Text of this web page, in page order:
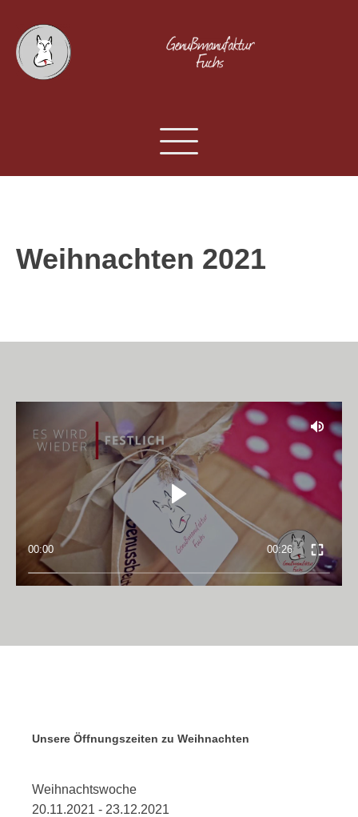
Weihnachten 2021
00:00 00:26
Unsere Öffnungszeiten zu Weihnachten
Weihnachtswoche
20.11.2021 - 23.12.2021